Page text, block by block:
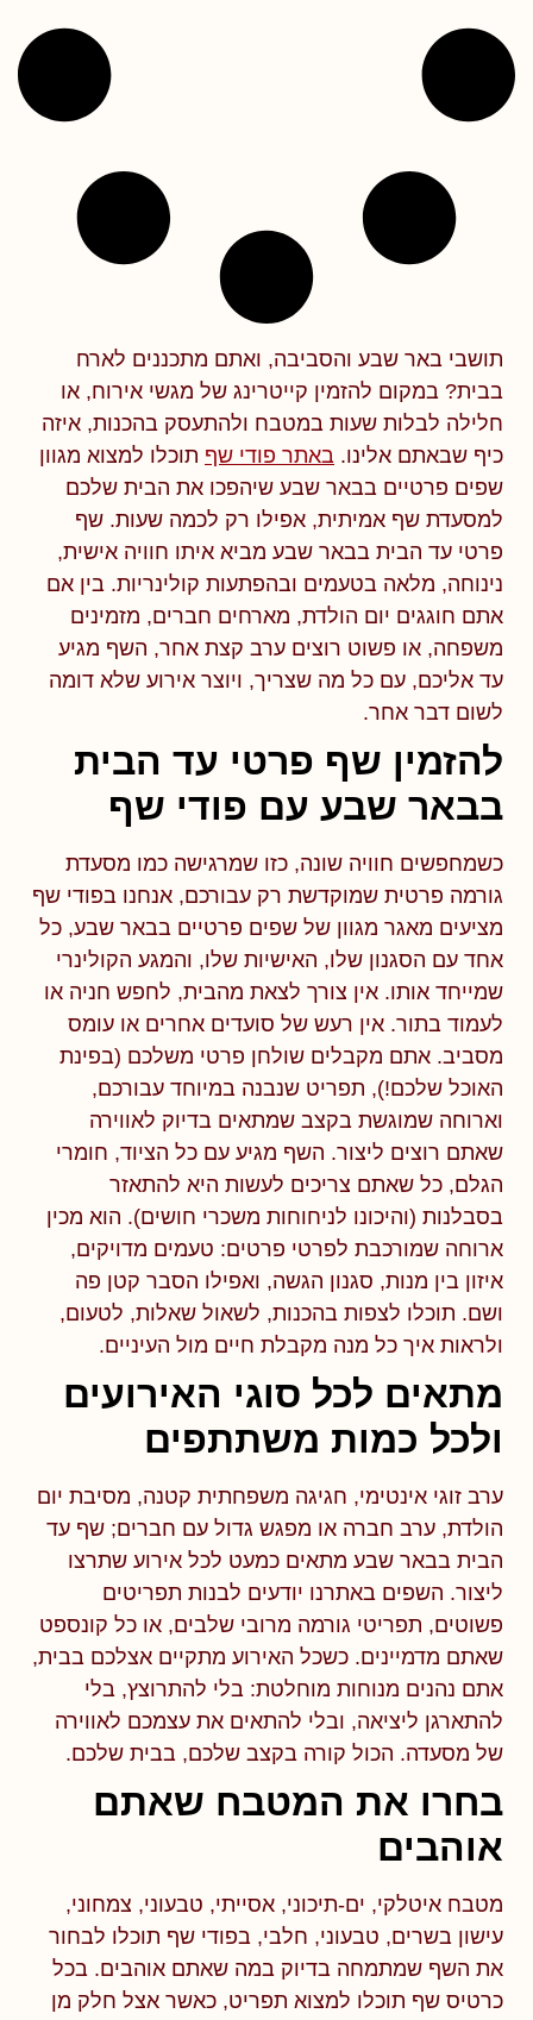
תושבי באר שבע והסביבה, ואתם מתכננים לארח
בבית? במקום להזמין קייטרינג של מגשי אירוח, או
חלילה לבלות שעות במטבח ולהתעסק בהכנות, איזה
כיף שבאתם אלינו. באתר פודי שף תוכלו למצוא מגוון
שפים פרטיים בבאר שבע שיהפכו את הבית שלכם
למסעדת שף אמיתית, אפילו רק לכמה שעות. שף
פרטי עד הבית בבאר שבע מביא איתו חוויה אישית,
נינוחה, מלאה בטעמים ובהפתעות קולינריות. בין אם
אתם חוגגים יום הולדת, מארחים חברים, מזמינים
משפחה, או פשוט רוצים ערב קצת אחר, השף מגיע
עד אליכם, עם כל מה שצריך, ויוצר אירוע שלא דומה
לשום דבר אחר.
להזמין שף פרטי עד הבית
בבאר שבע עם פודי שף
כשמחפשים חוויה שונה, כזו שמרגישה כמו מסעדת
גורמה פרטית שמוקדשת רק עבורכם, אנחנו בפודי שף
מציעים מאגר מגוון של שפים פרטיים בבאר שבע, כל
אחד עם הסגנון שלו, האישיות שלו, והמגע הקולינרי
שמייחד אותו. אין צורך לצאת מהבית, לחפש חניה או
לעמוד בתור. אין רעש של סועדים אחרים או עומס
מסביב. אתם מקבלים שולחן פרטי משלכם (בפינת
האוכל שלכם!), תפריט שנבנה במיוחד עבורכם,
וארוחה שמוגשת בקצב שמתאים בדיוק לאווירה
שאתם רוצים ליצור. השף מגיע עם כל הציוד, חומרי
הגלם, כל שאתם צריכים לעשות היא להתאזר
בסבלנות (והיכונו לניחוחות משכרי חושים). הוא מכין
ארוחה שמורכבת לפרטי פרטים: טעמים מדויקים,
איזון בין מנות, סגנון הגשה, ואפילו הסבר קטן פה
ושם. תוכלו לצפות בהכנות, לשאול שאלות, לטעום,
ולראות איך כל מנה מקבלת חיים מול העיניים.
מתאים לכל סוגי האירועים
ולכל כמות משתתפים
ערב זוגי אינטימי, חגיגה משפחתית קטנה, מסיבת יום
הולדת, ערב חברה או מפגש גדול עם חברים; שף עד
הבית בבאר שבע מתאים כמעט לכל אירוע שתרצו
ליצור. השפים באתרנו יודעים לבנות תפריטים
פשוטים, תפריטי גורמה מרובי שלבים, או כל קונספט
שאתם מדמיינים. כשכל האירוע מתקיים אצלכם בבית,
אתם נהנים מנוחות מוחלטת: בלי להתרוצץ, בלי
להתארגן ליציאה, ובלי להתאים את עצמכם לאווירה
של מסעדה. הכול קורה בקצב שלכם, בבית שלכם.
בחרו את המטבח שאתם
אוהבים
מטבח איטלקי, ים-תיכוני, אסייתי, טבעוני, צמחוני,
עישון בשרים, טבעוני, חלבי, בפודי שף תוכלו לבחור
את השף שמתמחה בדיוק במה שאתם אוהבים. בכל
כרטיס שף תוכלו למצוא תפריט, כאשר אצל חלק מן